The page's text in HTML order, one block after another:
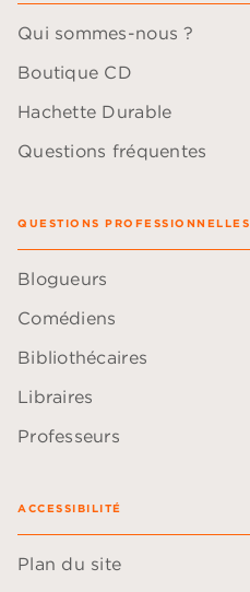
Qui sommes-nous ?
Boutique CD
Hachette Durable
Questions fréquentes
QUESTIONS PROFESSIONNELLES
Blogueurs
Comédiens
Bibliothécaires
Libraires
Professeurs
ACCESSIBILITÉ
Plan du site